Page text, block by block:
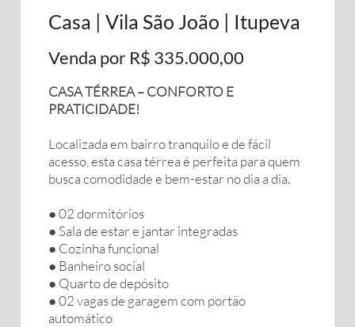
Casa | Vila São João | Itupeva
Venda por R$ 335.000,00
CASA TÉRREA – CONFORTO E
PRATICIDADE!
Localizada em bairro tranquilo e de fácil
acesso, esta casa térrea é perfeita para quem
busca comodidade e bem-estar no dia a dia.
● 02 dormitórios
● Sala de estar e jantar integradas
● Cozinha funcional
● Banheiro social
● Quarto de depósito
● 02 vagas de garagem com portão
automático